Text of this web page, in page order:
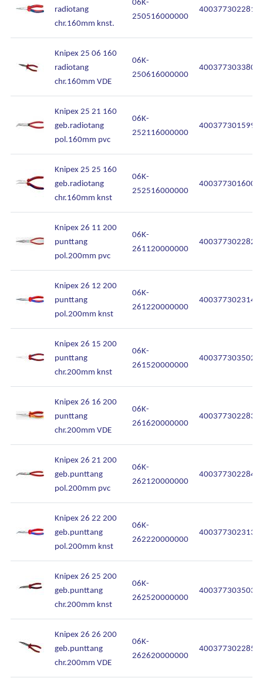
radiotang
chr.160mm knst.
250516000000
4003773022817
Knipex 25 06 160
radiotang
chr.160mm VDE
06K-
250616000000
4003773033806
Knipex 25 21 160
geb.radiotang
pol.160mm pvc
06K-
252116000000
4003773015994
Knipex 25 25 160
geb.radiotang
chr.160mm knst
06K-
252516000000
4003773016007
Knipex 26 11 200
punttang
pol.200mm pvc
06K-
261120000000
4003773022824
Knipex 26 12 200
punttang
pol.200mm knst
06K-
261220000000
4003773023142
Knipex 26 15 200
punttang
chr.200mm knst
06K-
261520000000
4003773035022
Knipex 26 16 200
punttang
chr.200mm VDE
06K-
261620000000
4003773022831
Knipex 26 21 200
geb.punttang
pol.200mm pvc
06K-
262120000000
4003773022848
Knipex 26 22 200
geb.punttang
pol.200mm knst
06K-
262220000000
4003773023135
Knipex 26 25 200
geb.punttang
chr.200mm knst
06K-
262520000000
4003773035039
Knipex 26 26 200
geb.punttang
chr.200mm VDE
06K-
262620000000
4003773022855